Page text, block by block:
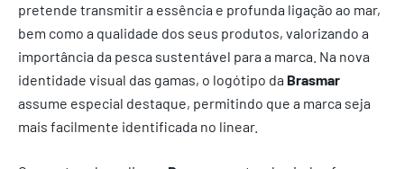
pretende transmitir a essência e profunda ligação ao mar,
bem como a qualidade dos seus produtos, valorizando a
importância da pesca sustentável para a marca. Na nova
identidade visual das gamas, o logótipo da Brasmar
assume especial destaque, permitindo que a marca seja
mais facilmente identificada no linear.